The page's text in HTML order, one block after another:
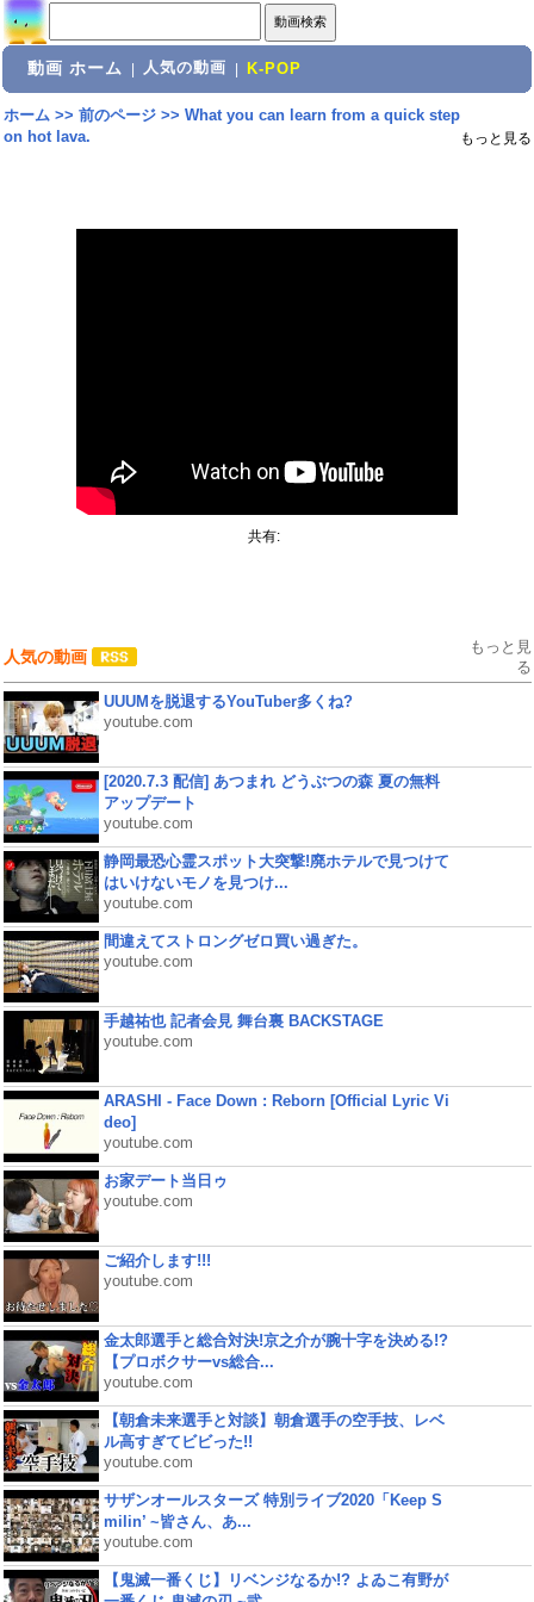
動画 ホーム 人気の動画 K-POP
ホーム>> 前のページ>> What you can learn from a quick step
on hot lava.
もっと見る
共有:
人気の動画
もっと見
る
UUUMを脱退するYouTuber多くね?
youtube.com
[2020.7.3 配信] あつまれ どうぶつの森 夏の無料
アップデート
youtube.com
静岡最恐心霊スポット大突撃!廃ホテルで見つけて
はいけないモノを見つけ...
youtube.com
間違えてストロングゼロ買い過ぎた。
youtube.com
手越祐也 記者会見 舞台裏 BACKSTAGE
youtube.com
ARASHI - Face Down : Reborn [Official Lyric Vi
deo]
youtube.com
お家デート当日ゥ
youtube.com
ご紹介します!!!
youtube.com
金太郎選手と総合対決!京之介が腕十字を決める!?
【プロボクサーvs総合...
youtube.com
【朝倉未来選手と対談】朝倉選手の空手技、レベ
ル高すぎてビビった!!
youtube.com
サザンオールスターズ 特別ライブ2020「Keep S
milin’ ~皆さん、あ...
youtube.com
【鬼滅一番くじ】リベンジなるか!? よゐこ有野が